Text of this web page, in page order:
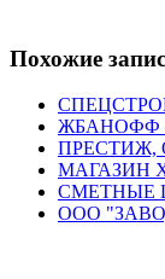
Похожие
ЖБАНОФФ
ПРЕСТИЖ,
МАГАЗИН
СМЕТНЫЕ
ООО